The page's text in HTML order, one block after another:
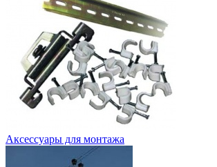
Аксессуары для монтажа